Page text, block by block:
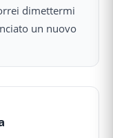
dimettermi
un nuovo